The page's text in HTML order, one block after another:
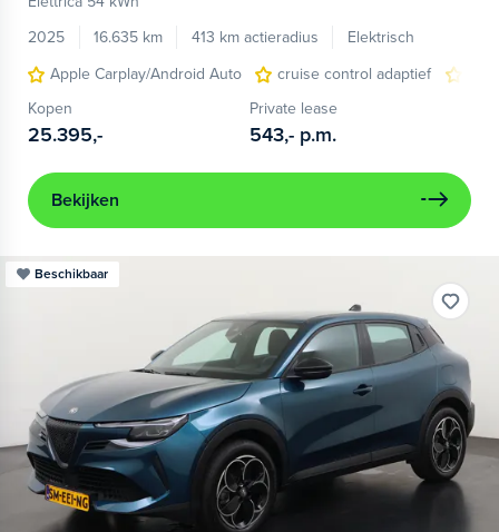
2025
16.635 km 413 km actieradius
Elektrisch
Apple Carplay/Android Auto
cruise control adaptief
Kopen
25.395,-
Private lease
543,- p.m.
Bekijken
Beschikbaar